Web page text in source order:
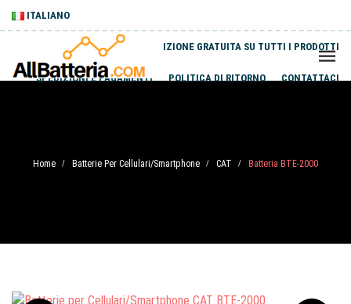
ITALIANO
SPEDIZIONE GRATUITA SU TUTTI I PRODOTTI
SPEDIZIONI E PAGAMENTI POLITICA DI RITORNO CONTATTACI
Home / Batterie Per Cellulari/Smartphone / CAT / Batteria BTE-2000